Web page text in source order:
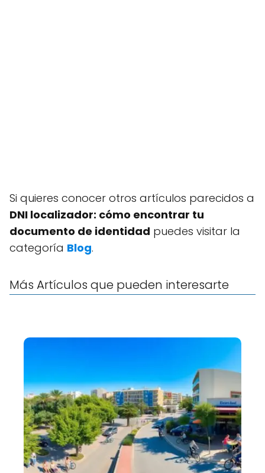
Si quieres conocer otros artículos parecidos a
DNI localizador: cómo encontrar tu
documento de identidad puedes visitar la
categoría Blog.
Más Artículos que pueden interesarte